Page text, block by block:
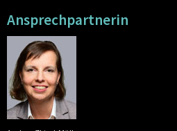
Ansprechpartnerin